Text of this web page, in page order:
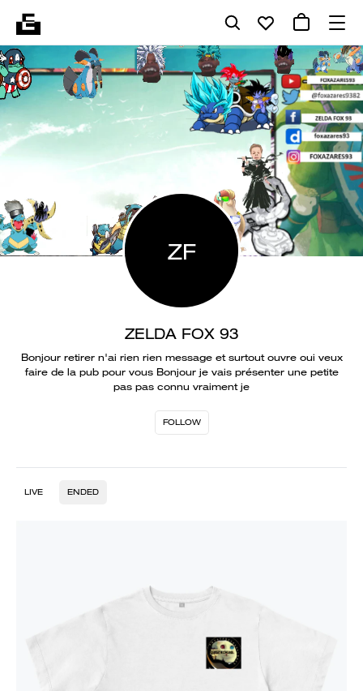
ZF
ZELDA FOX 93
Bonjour retirer n'ai rien rien message et surtout ouvre oui veux
faire de la pub pour vous Bonjour je vais présenter une petite
pas pas connu vraiment je
FOLLOW
LIVE ENDED